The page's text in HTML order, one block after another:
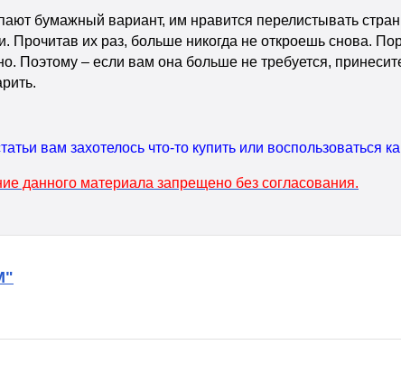
бумажный вариант, им нравится перелистывать
Прочитав их раз, больше никогда не откроешь снова.
Поэтому – если вам она больше не требуется,
вам захотелось что-то купить или воспользоваться
данного материала запрещено без согласования.